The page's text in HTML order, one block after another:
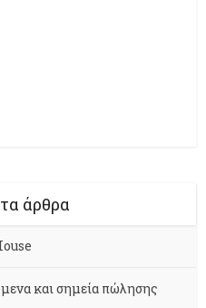
άρθρα
και σημεία πώλησης